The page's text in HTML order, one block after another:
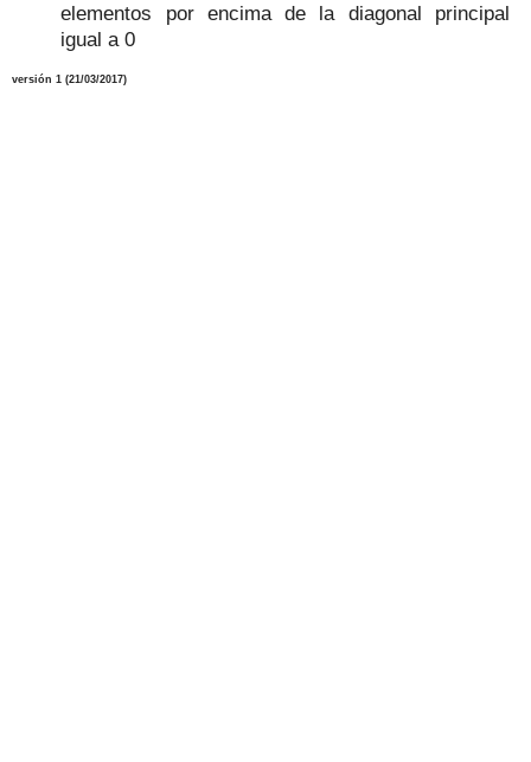
elementos por encima de la diagonal principal
igual a 0
versión 1 (21 /03/2017)